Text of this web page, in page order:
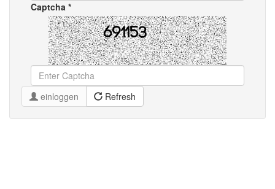
Captcha *
einloggen Refresh